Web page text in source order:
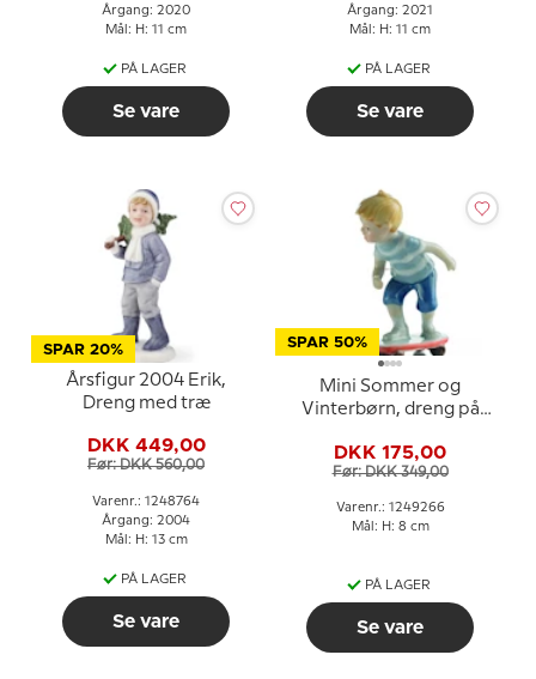
Årgang: 2020
Mål: H: 11 cm
PÅ LAGER
Se vare
Årgang: 2021
Mål: H: 11 cm
PÅ LAGER
Se vare
SPAR 20%
Årsfigur 2004 Erik,
Dreng med træ
DKK 449,00
Før: DKK 560,00
Varenr.: 1248764
Årgang: 2004
Mål: H: 13 cm
PÅ LAGER
Se vare
SPAR 50%
Mini Sommer og
Vinterbørn, dreng på
Copenhagen figur nr.
266
DKK 175,00
Før: DKK 349,00
Varenr.: 1249266
Mål: H: 8 cm
PÅ LAGER
Se vare